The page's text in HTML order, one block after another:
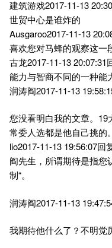
建筑游戏2017-11-13
世贸中心是谁炸的
Ausgaroo2017-11-13
喜欢您对马蜂的观察这一
古龙2017-11-13 20:07:31
能力与智商不同的一种能
润涛阎2017-11-13
您没看明白我的文章。
常委人选都是他自己挑的。
lio2017-11-13 19:56:07回
阎先生，所谓期待是指您
制“。
润涛阎2017-11-13
我期待他什么了？不明觉